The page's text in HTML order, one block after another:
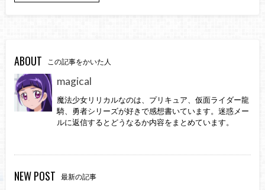
ABOUT この記事をかいた人
magical
魔法少女リリカルなのは、プリキュア、仮面ライダー龍
騎、勇者シリーズが好きで感想書いています。迷惑メー
ルに返信するとどうなるか内容をまとめています。
NEW POST 最新の記事